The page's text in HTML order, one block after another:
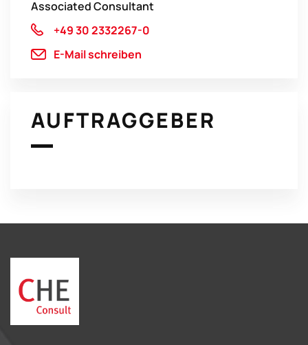
Associated Consultant
+49 30 2332267-0
E-Mail schreiben
AUFTRAGGEBER